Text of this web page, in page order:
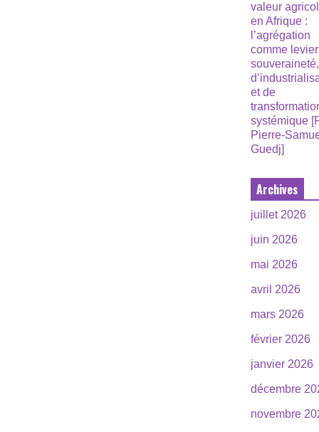
valeur
en Afrique :
l’agrégation
comme
souveraineté,
et de
systémique
Pierre-
Guedj]
Archives
juillet 2026
juin 2026
mai 2026
avril 2026
mars 2026
février 2026
janvier 2026
décembre
novembre